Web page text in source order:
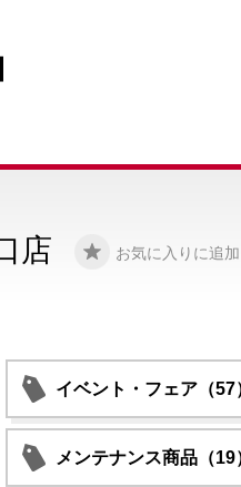
店 お気に入りに追加
イベント・フェア（57
メンテナンス商品（19